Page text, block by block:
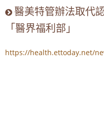
醫美特管辦法取代
「醫界福利部」
https://health.ettoday.net/